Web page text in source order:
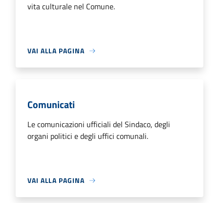
vita culturale nel Comune.
VAI ALLA PAGINA
Comunicati
Le comunicazioni ufficiali del Sindaco, degli
organi politici e degli uffici comunali.
VAI ALLA PAGINA